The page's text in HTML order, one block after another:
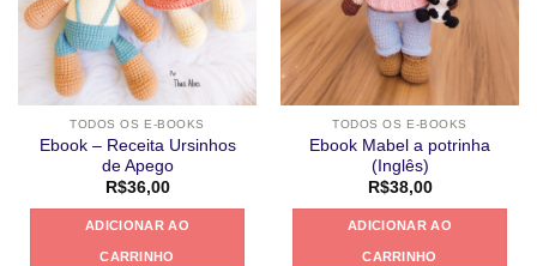
TODOS OS E-BOOKS
Ebook – Receita Ursinhos
de Apego
R$36,00
ADICIONAR AO
CARRINHO
TODOS OS E-BOOKS
Ebook Mabel a potrinha
(Inglês)
R$38,00
ADICIONAR AO
CARRINHO